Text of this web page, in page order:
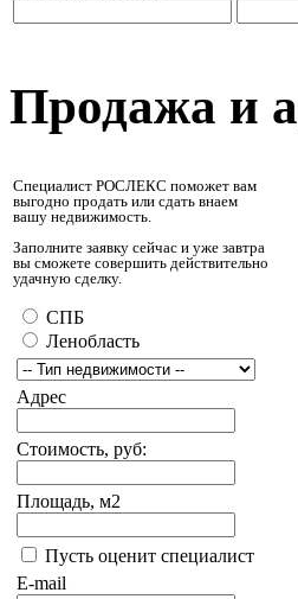
Продажа и
Специалист РОСЛЕКС поможет вам
выгодно продать или сдать внаем
вашу недвижимость.
Заполните заявку сейчас и уже завтра
вы сможете совершить действительно
удачную сделку.
СПБ
Ленобласть
Адрес
Стоимость, руб:
Площадь, м2
Пусть оценит специалист
E-mail